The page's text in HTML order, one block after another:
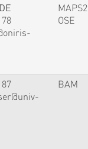
MAPS2
OSE
BAM